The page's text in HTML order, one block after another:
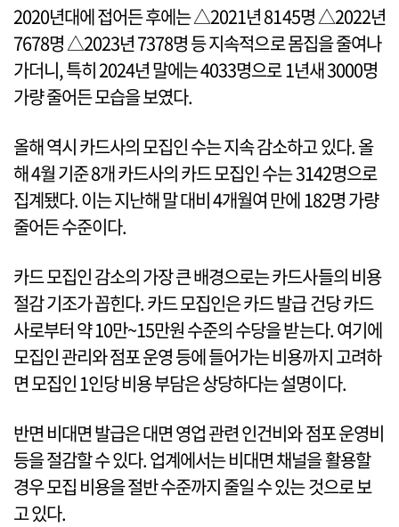
2020년대에 접어든 후에는 △2021년 8145명 △2022년
7678명 △2023년 7378명 등 지속적으로 몸집을 줄여나
가더니, 특히 2024년 말에는 4033명으로 1년새 3000명
가량 줄어든 모습을 보였다.
올해 역시 카드사의 모집인 수는 지속 감소하고 있다. 올
해 4월 기준 8개 카드사의 카드 모집인 수는 3142명으로
집계됐다. 이는 지난해 말 대비 4개월여 만에 182명 가량
줄어든 수준이다.
카드 모집인 감소의 가장 큰 배경으로는 카드사들의 비용
절감 기조가 꼽힌다. 카드 모집인은 카드 발급 건당 카드
사로부터 약 10만~15만원 수준의 수당을 받는다. 여기에
모집인 관리와 점포 운영 등에 들어가는 비용까지 고려하
면 모집인 1인당 비용 부담은 상당하다는 설명이다.
반면 비대면 발급은 대면 영업 관련 인건비와 점포 운영비
등을 절감할 수 있다. 업계에서는 비대면 채널을 활용할
경우 모집 비용을 절반 수준까지 줄일 수 있는 것으로 보
고 있다.